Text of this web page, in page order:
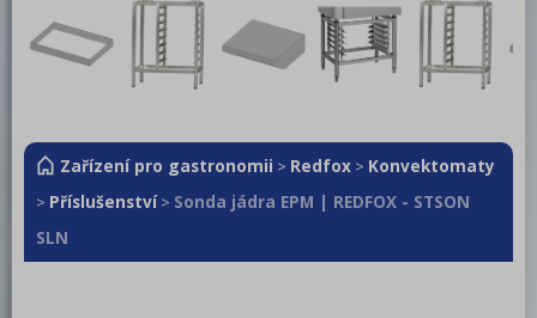
Šokery
Chlazení
Změkčovače
Distribuce jídel, gastronádoby
Barové zařízení, kávovary
Zařízení pro gastronomii > Redfox > Konvektomaty
> Příslušenství> Sonda jádra EPM | REDFOX - STSON
SLN